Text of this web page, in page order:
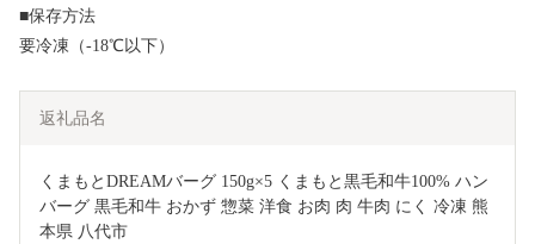
■保存方法
要冷凍（-18℃以下）
返礼品名
くまもとDREAMバーグ 150g×5 くまもと黒毛和牛100% ハン
バーグ 黒毛和牛 おかず 惣菜 洋食 お肉 肉 牛肉 にく 冷凍 熊
本県 八代市